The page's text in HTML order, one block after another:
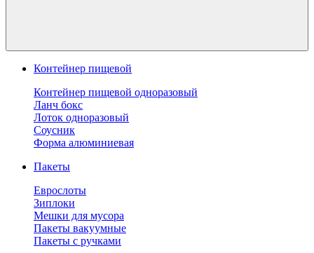
Контейнер пищевой
Контейнер пищевой одноразовый
Ланч бокс
Лоток одноразовый
Соусник
Форма алюминиевая
Пакеты
Еврослоты
Зиплоки
Мешки для мусора
Пакеты вакуумные
Пакеты с ручками